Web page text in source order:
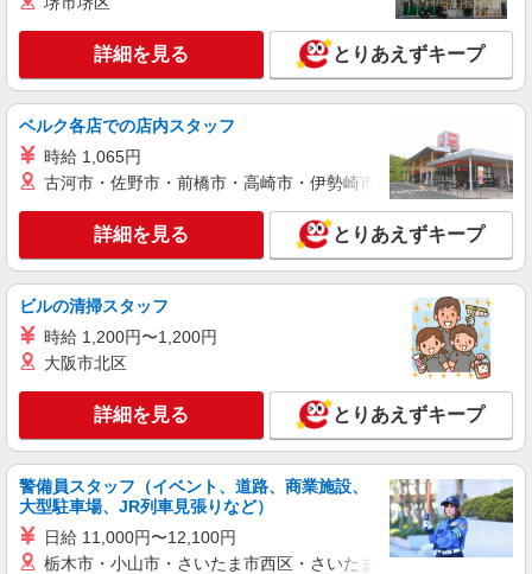
頂くと, インセンティブ支給(規定有) ★月2回払
い・週払い可能（規程有）★ ゜・。○。・゜
+゜・。○。・゜+゜
キープ 詳細を見る
紹介予定派遣
株式会社シエロ
【docomo】の携帯販売スタッフ
時給1300円〜1350円（経験・能力による） ※
+゜・。○。・゜+゜・。○。・゜+゜ 入社祝い金10
万円支給(規定有) お友達を紹介頂くと, インセンテ
ィブ支給(規定有) ★月2回払い・週払い可能（規程
鹿児島県鹿児島市のdocomoショップ
キープ 詳細を見る
派遣社員
株式会社シエロ
【ソフトバンク】の店舗スタッフ
未経験：時給1250円〜 経験者：時給1300円〜
※残業代支給 ★交通費別途支給（規定あり） ゜
+゜・。○。・゜+゜・。○。・゜+゜ 入社祝い金10
万円支給(規定有) お友達を紹介頂くと, インセンテ
ィブ支給(規定有) ★月2回払い・週払い可能（規程
有）★ ゜・。○。・゜+゜・。○。・゜+゜
鹿児島県鹿児島市のsoftbankショップ
キープ 詳細を見る
詳細を見る とりあえずキープ
ベルク各店での店内スタッフ
時給 1,065円
古河市・佐野市・前橋市・高崎市・伊勢崎市・太田市・館林市
詳細を見る とりあえずキープ
ビルの清掃スタッフ
時給 1,200円〜1,200円
大阪市北区
詳細を見る とりあえずキープ
警備員スタッフ（イベント、道路、商業施設、
大型駐車場、JR列車見張りなど）
日給 11,000円〜12,100円
栃木市・小山市・さいたま市西区・さいたま市岩槻区・久喜市・